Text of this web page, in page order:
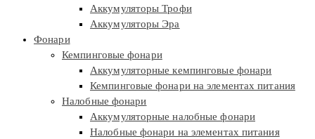
Аккумуляторы Трофи
Аккумуляторы Эра
Фонари
Кемпинговые фонари
Аккумуляторные кемпинговые фонари
Кемпинговые фонари на элементах питания
Налобные фонари
Аккумуляторные налобные фонари
Налобные фонари на элементах питания